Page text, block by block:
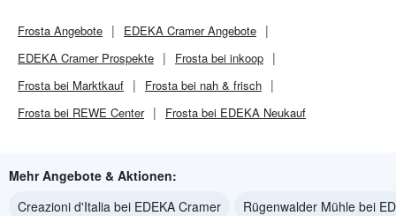
Frosta Angebote EDEKA CramerAngebote
EDEKA CramerProspekte
Frosta bei inkoop
Frosta bei Marktkauf
Frosta bei nah & frisch
Frosta bei REWE Center
Frosta bei EDEKA Neukauf
Mehr Angebote & Aktionen:
Creazioni d'Italia bei EDEKA Cramer
Rügenwalder Mühle bei